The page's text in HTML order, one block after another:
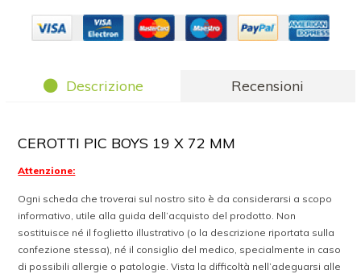
Descrizione Recensioni
CEROTTI PIC BOYS 19 X 72 MM
Attenzione:
Ogni scheda che troverai sul nostro sito è da considerarsi a scopo
informativo, utile alla guida dell’acquisto del prodotto. Non
sostituisce né il foglietto illustrativo (o la descrizione riportata sulla
confezione stessa), né il consiglio del medico, specialmente in caso
di possibili allergie o patologie. Vista la difficoltà nell’adeguarsi alle